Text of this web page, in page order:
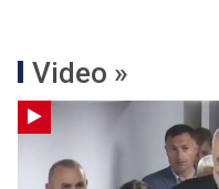
Video »